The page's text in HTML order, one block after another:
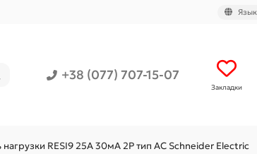
Язык
+38 (077) 707-15-07
Закладки
RESI9 25A 30мA 2P тип АС Schneider Electric